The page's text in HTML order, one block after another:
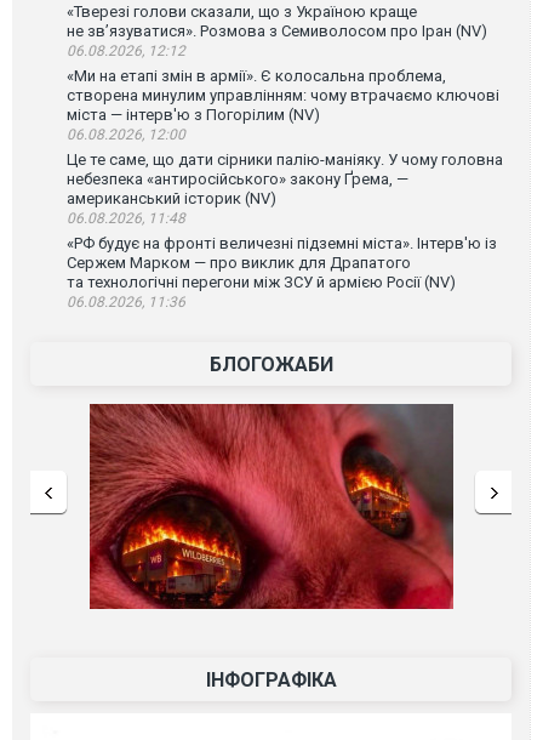
«Тверезі голови сказали, що з Україною краще
не зв’язуватися». Розмова з Семиволосом про Іран (NV)
06.08.2026, 12:12
«Ми на етапі змін в армії». Є колосальна проблема,
створена минулим управлінням: чому втрачаємо ключові
міста — інтерв'ю з Погорілим (NV)
06.08.2026, 12:00
Це те саме, що дати сірники палію-маніяку. У чому головна
небезпека «антиросійського» закону Ґрема, —
американський історик (NV)
06.08.2026, 11:48
«РФ будує на фронті величезні підземні міста». Інтерв'ю із
Сержем Марком — про виклик для Драпатого
та технологічні перегони між ЗСУ й армією Росії (NV)
06.08.2026, 11:36
БЛОГОЖАБИ
ІНФОГРАФІКА